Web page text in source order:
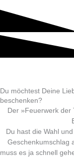
Du möchtest Deine
beschenken?
Der »Feuerwerk der
Du hast die Wahl
Geschenkumschlag
muss es ja schnell